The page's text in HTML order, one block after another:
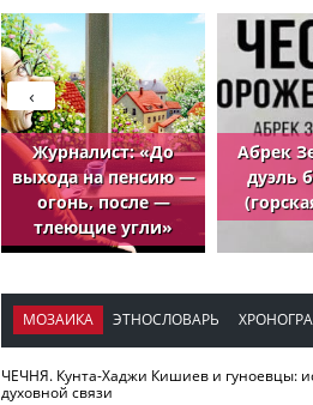
Журналист: «До
выхода на пенсию —
огонь, после —
тлеющие угли»
Абрек
дуэль
‹
МОЗАИКА ЭТНОСЛОВАРЬ
ЧЕЧНЯ. Кунта-Хаджи Кишиев и гуноевцы:
духовной связи